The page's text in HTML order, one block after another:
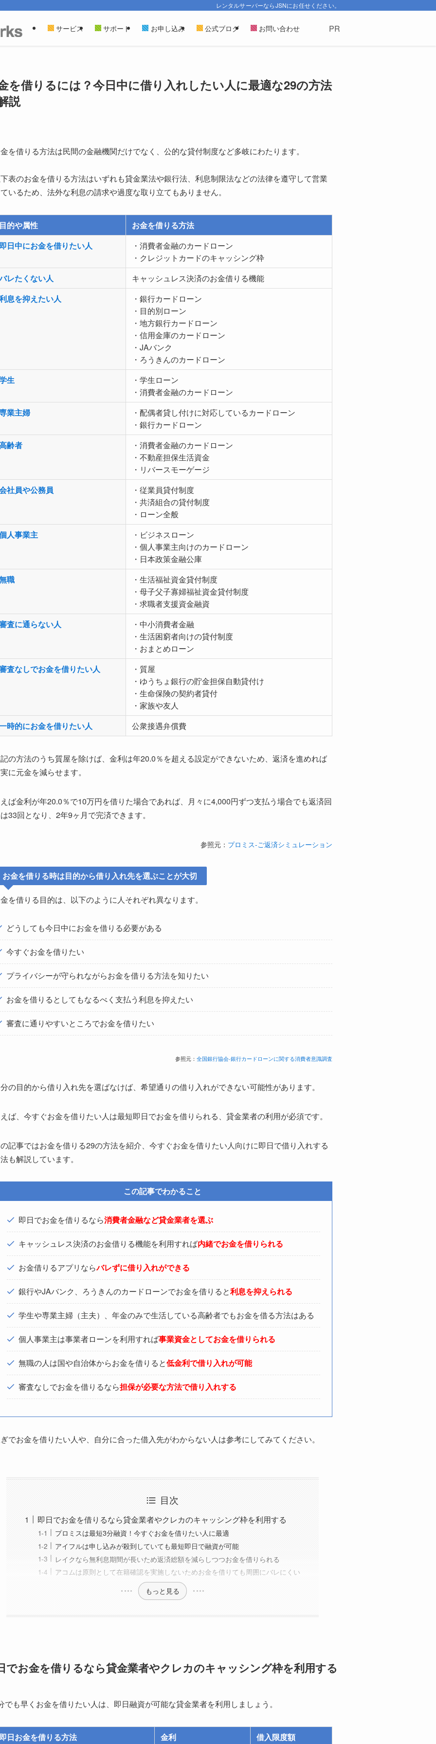
レンタルサーバーならJSNにお任せください。
サービス サポート お申し込み 公式ブログ お問い合わせ
を借りるには？今日中に借り入れしたい人に最適な29の方法
説
を借りる方法は民間の金融機関だけでなく、公的な貸付制度など多岐にわたります。
表のお金を借りる方法はいずれも貸金業法や銀行法、利息制限法などの法律を遵守して営業
いるため、法外な利息の請求や過度な取り立てもありません。
的や属性
お金を借りる方法
日中にお金を借りたい人
・消費者金融のカードローン
・クレジットカードのキャッシング枠
レたくない人
キャッシュレス決済のお金借りる機能
息を抑えたい人
・銀行カードローン
・目的別ローン
・地方銀行カードローン
・信用金庫のカードローン
・JAバンク
・ろうきんのカードローン
生
・学生ローン
・消費者金融のカードローン
業主婦
・配偶者貸し付けに対応しているカードローン
・銀行カードローン
齢者
・消費者金融のカードローン
・不動産担保生活資金
・リバースモーゲージ
社員や公務員
・従業員貸付制度
・共済組合の貸付制度
・ローン全般
人事業主
・ビジネスローン
・個人事業主向けのカードローン
・日本政策金融公庫
職
・生活福祉資金貸付制度
・母子父子寡婦福祉資金貸付制度
・求職者支援資金融資
査に通らない人
・中小消費者金融
・生活困窮者向けの貸付制度
・おまとめローン
査なしでお金を借りたい人
・質屋
・ゆうちょ銀行の貯金担保自動貸付け
・生命保険の契約者貸付
・家族や友人
時的にお金を借りたい人
公衆接遇弁償費
の方法のうち質屋を除けば、金利は年20.0％を超える設定ができないため、返済を進めれば
に元金を減らせます。
ば金利が年20.0％で10万円を借りた場合であれば、月々に4,000円ずつ支払う場合でも返済回
33回となり、2年9ヶ月で完済できます。
参照元： プロミス-ご返済シミュレーション
お金を借りる時は目的から借り入れ先を選ぶことが大切
を借りる目的は、以下のように人それぞれ異なります。
どうしても今日中にお金を借りる必要がある
今すぐお金を借りたい
プライバシーが守られながらお金を借りる方法を知りたい
お金を借りるとしてもなるべく支払う利息を抑えたい
審査に通りやすいところでお金を借りたい
参照元： 全国銀行協会-銀行カードローンに関する消費者意識調査
の目的から借り入れ先を選ばなけば、希望通りの借り入れができない可能性があります。
ば、今すぐお金を借りたい人は最短即日でお金を借りられる、貸金業者の利用が必須です。
記事ではお金を借りる29の方法を紹介、今すぐお金を借りたい人向けに即日で借り入れする
も解説しています。
この記事でわかること
即日でお金を借りるなら消費者金融など貸金業者を選ぶ
キャッシュレス決済のお金借りる機能を利用すれば内緒でお金を借りられる
お金借りるアプリならバレずに借り入れができる
銀行やJAバンク、ろうきんのカードローンでお金を借りると利息を抑えられる
学生や専業主婦（主夫）、年金のみで生活している高齢者でもお金を借る方法はある
個人事業主は事業者ローンを利用すれば事業資金としてお金を借りられる
無職の人は国や自治体からお金を借りると低金利で借り入れが可能
審査なしでお金を借りるなら担保が必要な方法で借り入れする
でお金を借りたい人や、自分に合った借入先がわからない人は参考にしてみてください。
目次
即日でお金を借りるなら貸金業者やクレカのキャッシング枠を利用する
プロミスは最短3分融資！今すぐお金を借りたい人に最適
アイフルは申し込みが殺到していても最短即日で融資が可能
レイクなら無利息期間が長いため返済総額を減らしつつお金を借りられる
アコムは原則として在籍確認を実施しないためお金を借りても周囲にバレにくい
もっと見る
でお金を借りるなら貸金業者やクレカのキャッシング枠を利用する
でも早くお金を借りたい人は、即日融資が可能な貸金業者を利用しましょう。
日お金を借りる方法 金利 借入限度額